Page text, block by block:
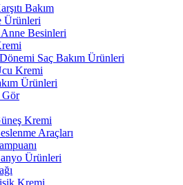
Bakım
Ürünleri
Besinleri
Saç Bakım Ürünleri
Kremi
Ürünleri
Gör
Kremi
Araçları
Ürünleri
Kremi